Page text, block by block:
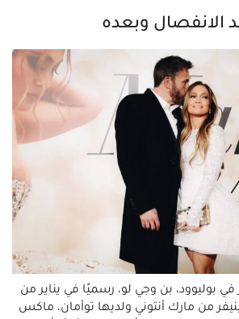
الانفصال وبعده
في بوليوود، بن وجي لو، رسميًا في يناير من
جينيفر من مارك أنتوني ولديها توأمان، ماكس